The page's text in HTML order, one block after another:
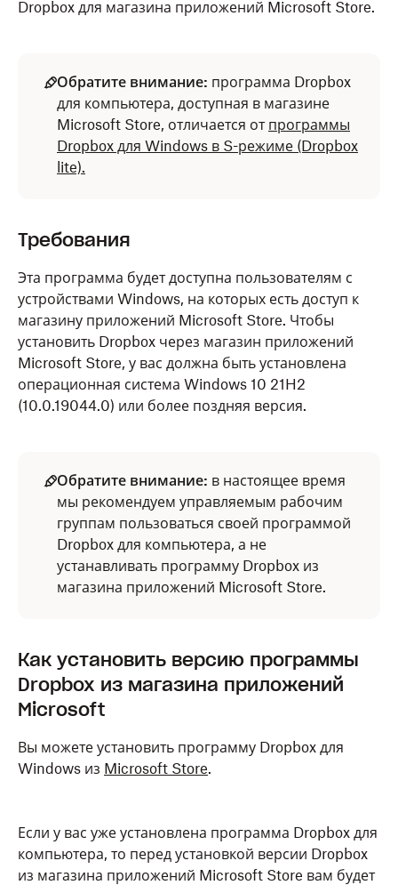
Dropbox для магазина приложений Microsoft Store.
Обратите внимание: программа Dropbox
для компьютера, доступная в магазине
Microsoft Store, отличается от программы
Dropbox для Windows в S-режиме (Dropbox
lite).
Требования
Эта программа будет доступна пользователям с
устройствами Windows, на которых есть доступ к
магазину приложений Microsoft Store. Чтобы
установить Dropbox через магазин приложений
Microsoft Store, у вас должна быть установлена
операционная система Windows 10 21H2
(10.0.19044.0) или более поздняя версия.
Обратите внимание: в настоящее время
мы рекомендуем управляемым рабочим
группам пользоваться своей программой
Dropbox для компьютера, а не
устанавливать программу Dropbox из
магазина приложений Microsoft Store.
Как установить версию программы
Dropbox из магазина приложений
Microsoft
Вы можете установить программу Dropbox для
Windows из Microsoft Store.
Если у вас уже установлена программа Dropbox для
компьютера, то перед установкой версии Dropbox
из магазина приложений Microsoft Store вам будет